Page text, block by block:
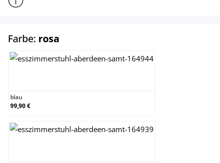
Farbe: rosa
blau
99,90 €